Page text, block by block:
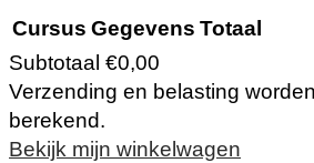
Producten
Cursus Gegevens Totaal
Subtotaal €0,00
Verzending en belasting
berekend.
Bekijk mijn winkelwagen